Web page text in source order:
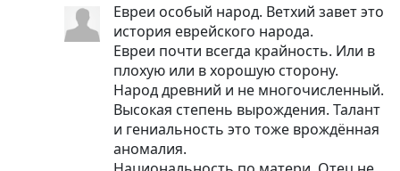
Евреи особый народ. Ветхий завет это
история еврейского народа.
Евреи почти всегда крайность. Или в
плохую или в хорошую сторону.
Народ древний и не многочисленный.
Высокая степень вырождения. Талант
и гениальность это тоже врождённая
аномалия.